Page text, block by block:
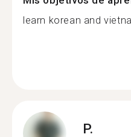
learn korean and
P.